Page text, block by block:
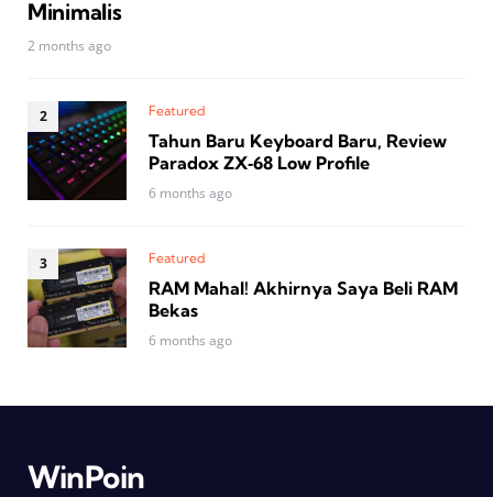
Minimalis
2 months ago
Featured
Tahun Baru Keyboard Baru, Review
Paradox ZX‑68 Low Profile
6 months ago
Featured
RAM Mahal! Akhirnya Saya Beli RAM
Bekas
6 months ago
WinPoin